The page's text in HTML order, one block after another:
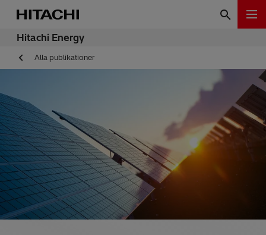
Hitachi Energy
Alla publikationer